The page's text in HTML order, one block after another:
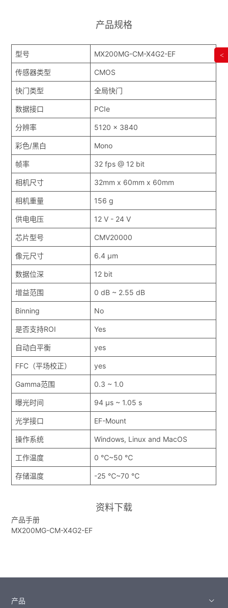
产品规格
型号 MX200MG-CM-X4G2-EF
传感器类型 CMOS
快门类型 全局快门
数据接口 PCIe
分辨率 5120 x 3840
彩色/黑白 Mono
帧率 32 fps @ 12 bit
相机尺寸 32mm x 60mm x 60mm
相机重量 156 g
供电电压 12 V - 24 V
芯片型号 CMV20000
像元尺寸 6.4 μm
数据位深 12 bit
增益范围 0 dB ~ 2.55 dB
Binning No
是否支持ROI Yes
自动白平衡 yes
FFC（平场校正） yes
Gamma范围 0.3 ~ 1.0
曝光时间 94 μs ~ 1.05 s
光学接口 EF-Mount
操作系统 Windows, Linux and MacOS
工作温度 0 ℃~50 ℃
存储温度 -25 ℃~70 ℃
资料下载
产品手册
MX200MG-CM-X4G2-EF
产品
<